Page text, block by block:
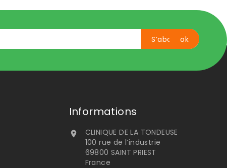
Informations

CLINIQUE DE LA TONDEUSE
100 rue de l’industrie
69800 SAINT PRIEST
France